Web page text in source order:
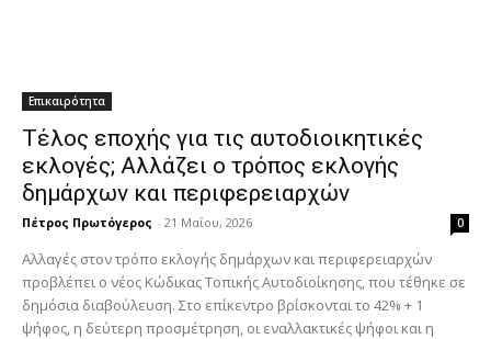
Επικαιρότητα
Τέλος εποχής για τις αυτοδιοικητικές
εκλογές; Αλλάζει ο τρόπος εκλογής
δημάρχων και περιφερειαρχών
Πέτρος Πρωτόγερος - 21 Μαΐου, 2026 0
Αλλαγές στον τρόπο εκλογής δημάρχων και περιφερειαρχών
προβλέπει ο νέος Κώδικας Τοπικής Αυτοδιοίκησης, που τέθηκε σε
δημόσια διαβούλευση. Στο επίκεντρο βρίσκονται το 42% + 1
ψήφος, η δεύτερη προσμέτρηση, οι εναλλακτικές ψήφοι και η